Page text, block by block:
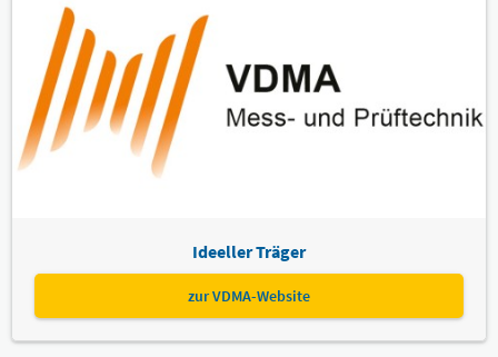
Ideeller Träger
zur VDMA-Website